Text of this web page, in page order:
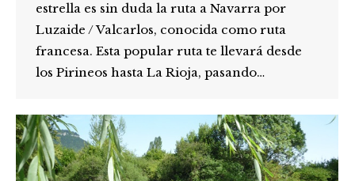
estrella es sin duda la ruta a Navarra por
Luzaide / Valcarlos, conocida como ruta
francesa. Esta popular ruta te llevará desde
los Pirineos hasta La Rioja, pasando…